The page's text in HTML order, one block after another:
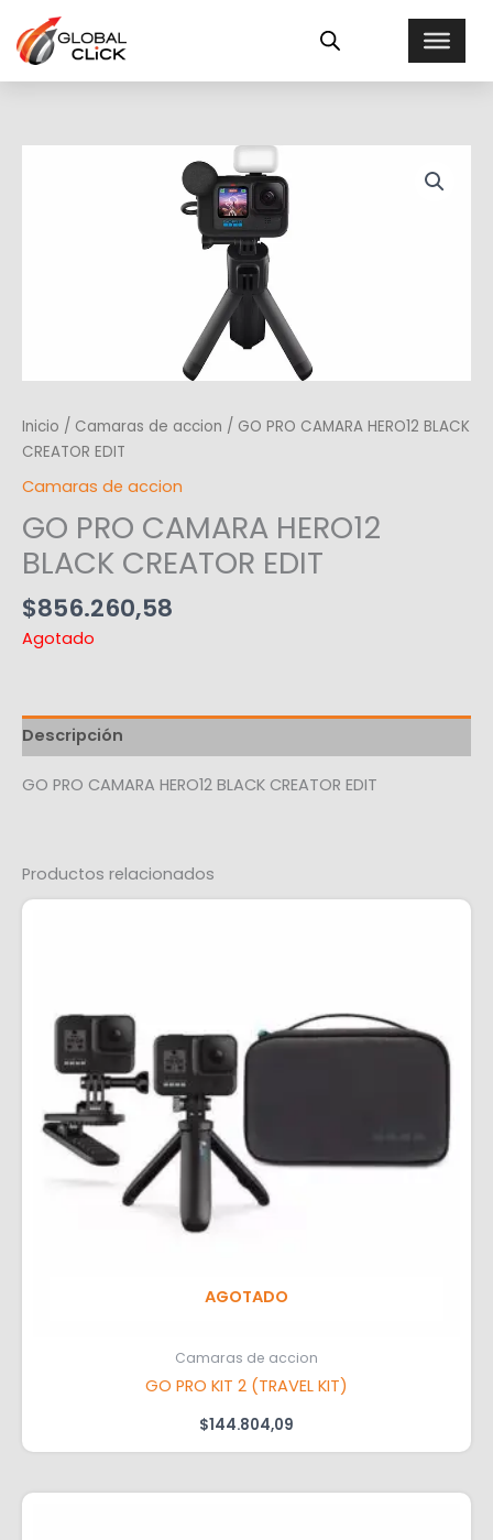
contenido
Inicio / Camaras de accion / GO PRO CAMARA HERO12 BLACK
CREATOR EDIT
Camaras de accion
GO PRO CAMARA HERO12
BLACK CREATOR EDIT
$856.260,58
Agotado
Descripción
GO PRO CAMARA HERO12 BLACK CREATOR EDIT
Productos relacionados
AGOTADO
Camaras de accion
GO PRO KIT 2 (TRAVEL KIT)
$144.804,09